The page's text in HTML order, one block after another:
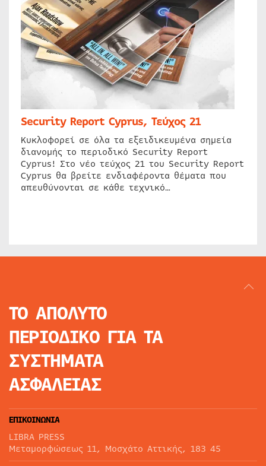
Security Report Cyprus, Τεύχος 21
Κυκλοφορεί σε όλα τα εξειδικευμένα σημεία
διανομής το περιοδικό Security Report
Cyprus! Στο νέο τεύχος 21 του Security Report
Cyprus θα βρείτε ενδιαφέροντα θέματα που
απευθύνονται σε κάθε τεχνικό…
ΤΟ ΑΠΟΛΥΤΟ
ΠΕΡΙΟΔΙΚΟ ΓΙΑ ΤΑ
ΣΥΣΤΗΜΑΤΑ
ΑΣΦΑΛΕΙΑΣ
ΕΠΙΚΟΙΝΩΝΙΑ
LIBRA PRESS
Μεταμορφώσεως 11, Μοσχάτο Αττικής, 183 45